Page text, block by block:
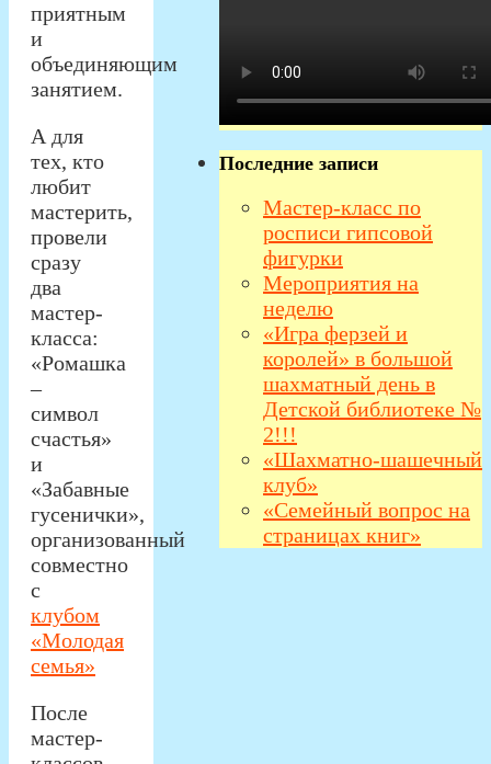
приятным
и
объединяющим
занятием.
А для
тех, кто
любит
мастерить,
провели
сразу
два
мастер-
класса:
«Ромашка
–
символ
счастья»
и
«Забавные
гусенички»,
организованный
совместно
с
клубом
«Молодая
семья»
После
мастер-
Последние записи
Мастер-класс по
росписи гипсовой
фигурки
Мероприятия на
неделю
«Игра ферзей и
королей» в большой
шахматный день в
Детской библиотеке №
2!!!
«Шахматно-шашечный
клуб»
«Семейный вопрос на
страницах книг»